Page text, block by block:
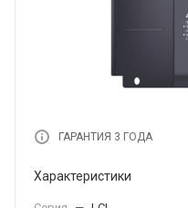
ГАРАНТИЯ 3 ГОДА
Характеристики